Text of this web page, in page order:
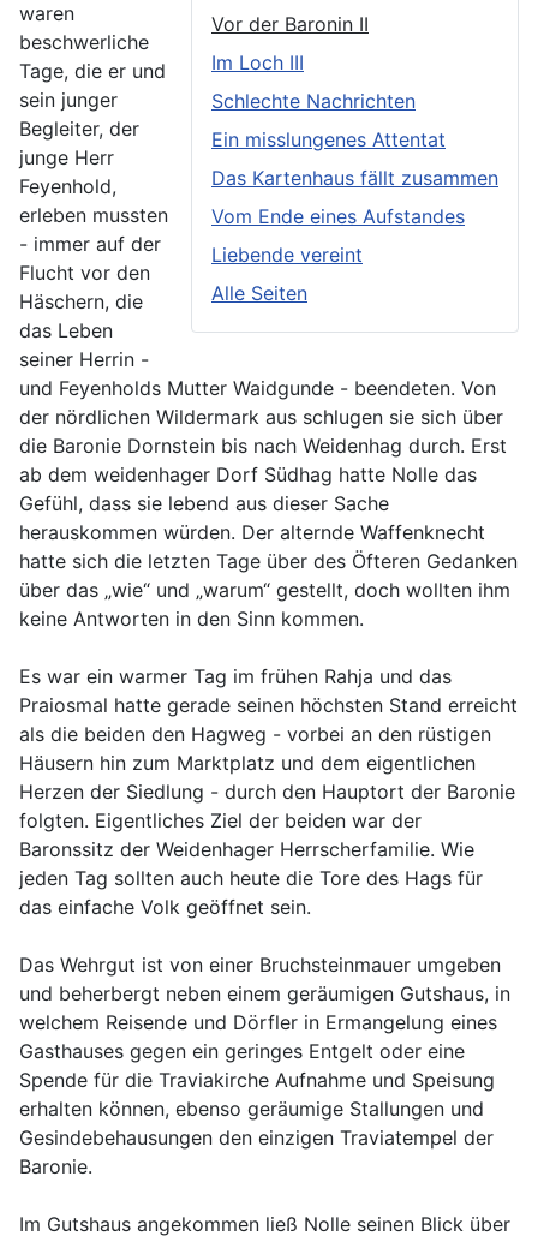
Vor der Baronin II
Im Loch III
Schlechte Nachrichten
Ein misslungenes Attentat
Das Kartenhaus fällt zusammen
Vom Ende eines Aufstandes
Liebende vereint
Alle Seiten
waren
beschwerliche
Tage, die er und
sein junger
Begleiter, der
junge Herr
Feyenhold,
erleben mussten
- immer auf der
Flucht vor den
Häschern, die
das Leben
seiner Herrin -
und Feyenholds Mutter Waidgunde - beendeten. Von
der nördlichen Wildermark aus schlugen sie sich über
die Baronie Dornstein bis nach Weidenhag durch. Erst
ab dem weidenhager Dorf Südhag hatte Nolle das
Gefühl, dass sie lebend aus dieser Sache
herauskommen würden. Der alternde Waffenknecht
hatte sich die letzten Tage über des Öfteren Gedanken
über das „wie“ und „warum“ gestellt, doch wollten ihm
keine Antworten in den Sinn kommen.
Es war ein warmer Tag im frühen Rahja und das
Praiosmal hatte gerade seinen höchsten Stand erreicht
als die beiden den Hagweg - vorbei an den rüstigen
Häusern hin zum Marktplatz und dem eigentlichen
Herzen der Siedlung - durch den Hauptort der Baronie
folgten. Eigentliches Ziel der beiden war der
Baronssitz der Weidenhager Herrscherfamilie. Wie
jeden Tag sollten auch heute die Tore des Hags für
das einfache Volk geöffnet sein.
Das Wehrgut ist von einer Bruchsteinmauer umgeben
und beherbergt neben einem geräumigen Gutshaus, in
welchem Reisende und Dörfler in Ermangelung eines
Gasthauses gegen ein geringes Entgelt oder eine
Spende für die Traviakirche Aufnahme und Speisung
erhalten können, ebenso geräumige Stallungen und
Gesindebehausungen den einzigen Traviatempel der
Baronie.
Im Gutshaus angekommen ließ Nolle seinen Blick über